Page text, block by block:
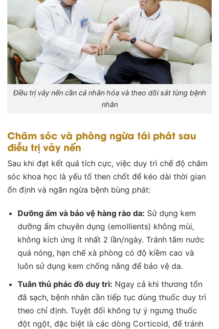
Điều trị vảy nến cần cá nhân hóa và theo dõi sát từng bệnh
nhân
Chăm sóc và phòng ngừa tái phát sau
điều trị vảy nến
Sau khi đạt kết quả tích cực, việc duy trì chế độ chăm
sóc khoa học là yếu tố then chốt để kéo dài thời gian
ổn định và ngăn ngừa bệnh bùng phát:
Dưỡng ẩm và bảo vệ hàng rào da: Sử dụng kem
dưỡng ẩm chuyên dụng (emollients) không mùi,
không kích ứng ít nhất 2 lần/ngày. Tránh tắm nước
quá nóng, hạn chế xà phòng có độ kiềm cao và
luôn sử dụng kem chống nắng để bảo vệ da.
Tuân thủ phác đồ duy trì: Ngay cả khi thương tổn
đã sạch, bệnh nhân cần tiếp tục dùng thuốc duy trì
theo chỉ định. Tuyệt đối không tự ý ngưng thuốc
đột ngột, đặc biệt là các dòng Corticoid, để tránh